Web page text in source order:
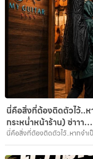
นี่คือสิ่งที่ต้องติดตัวไว้..ห
กระหน่ำหน้าร้าน) ซ่าาา…
นี่คือสิ่งที่ต้องติดตัวไว้..หากจำ